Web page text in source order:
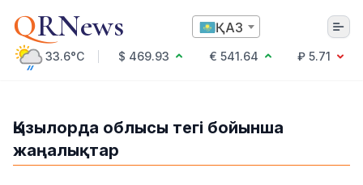
QRNews ҚАЗ
33.6°C $ 469.93 € 541.64
₽ 5.71
Қызылорда облысы тегі бойынша
жаңалықтар